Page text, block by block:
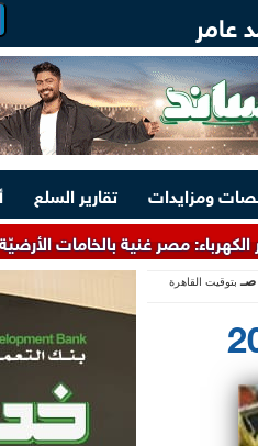
عامر
ومزايدات تقارير السلع
غنية بالخامات الأرضيّة والعناصر
بتوقيت القاهرة